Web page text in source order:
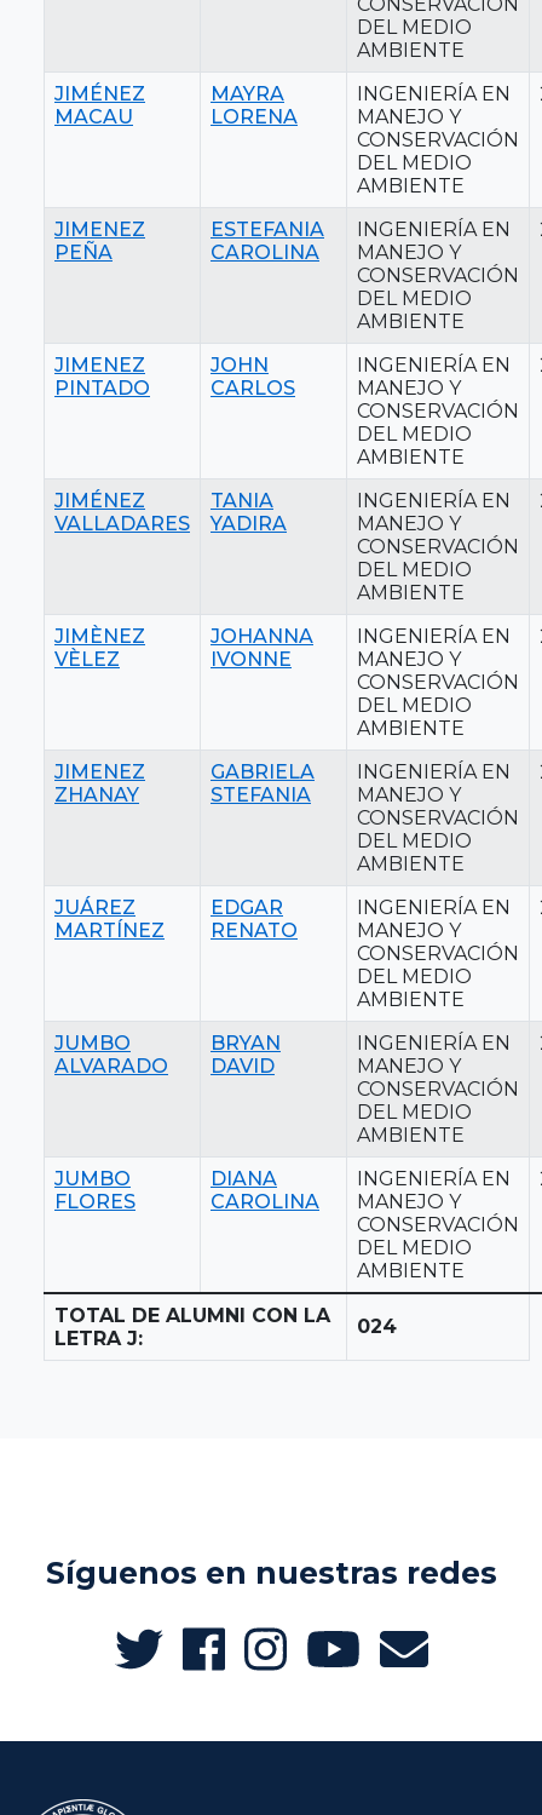
DEL MEDIO
AMBIENTE
JIMÉNEZ
MACAU
MAYRA
LORENA
INGENIERÍA EN
MANEJO Y
CONSERVACIÓN
DEL MEDIO
AMBIENTE
JIMENEZ
PEÑA
ESTEFANIA
CAROLINA
INGENIERÍA EN
MANEJO Y
CONSERVACIÓN
DEL MEDIO
AMBIENTE
JIMENEZ
PINTADO
JOHN
CARLOS
INGENIERÍA EN
MANEJO Y
CONSERVACIÓN
DEL MEDIO
AMBIENTE
JIMÉNEZ
VALLADARES
TANIA
YADIRA
INGENIERÍA EN
MANEJO Y
CONSERVACIÓN
DEL MEDIO
AMBIENTE
JIMÈNEZ
VÈLEZ
JOHANNA
IVONNE
INGENIERÍA EN
MANEJO Y
CONSERVACIÓN
DEL MEDIO
AMBIENTE
JIMENEZ
ZHANAY
GABRIELA
STEFANIA
INGENIERÍA EN
MANEJO Y
CONSERVACIÓN
DEL MEDIO
AMBIENTE
JUÁREZ
MARTÍNEZ
EDGAR
RENATO
INGENIERÍA EN
MANEJO Y
CONSERVACIÓN
DEL MEDIO
AMBIENTE
JUMBO
ALVARADO
BRYAN
DAVID
INGENIERÍA EN
MANEJO Y
CONSERVACIÓN
DEL MEDIO
AMBIENTE
JUMBO
FLORES
DIANA
CAROLINA
INGENIERÍA EN
MANEJO Y
CONSERVACIÓN
DEL MEDIO
AMBIENTE
TOTAL DE ALUMNI CON LA
LETRA J:
024
Síguenos en nuestras redes